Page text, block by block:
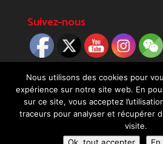
Suivez-nous
Nous utilisons des cookies pour
expérience sur notre site web. En
sur ce site, vous acceptez
traceurs pour analyser et récupérer
visite.